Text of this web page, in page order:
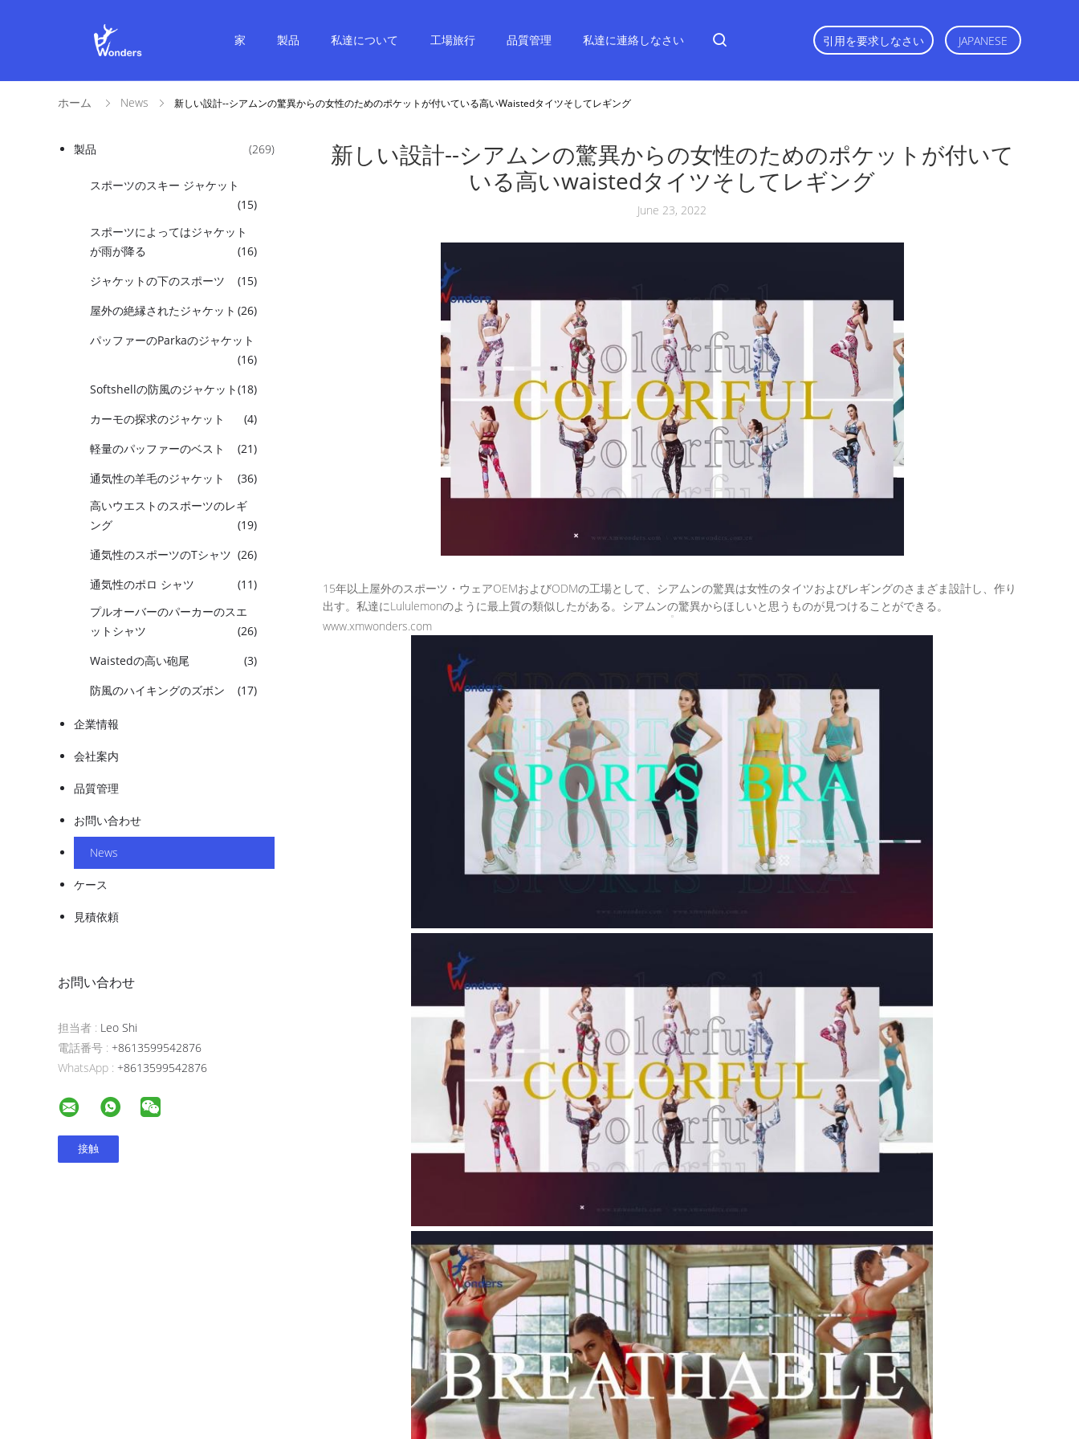
家 製品 私達について 工場旅行 品質管理 私達に連絡しなさい 引用を要求しなさい JAPANESE
ホーム News 新しい設計--シアムンの驚異からの女性のためのポケットが付いている高いwaistedタイツそしてレギング
製品 (269)
スポーツのスキー ジャケット
(15)
スポーツによってはジャケット
が雨が降る
(16)
ジャケットの下のスポーツ
(15)
屋外の絶縁されたジャケット (26)
パッファーのParkaのジャケット
(16)
Softshellの防風のジャケット(18)
カーモの探求のジャケット
(4)
軽量のパッファーのベスト
(21)
通気性の羊毛のジャケット
(36)
高いウエストのスポーツのレギ
ング
(19)
通気性のスポーツのTシャツ (26)
通気性のポロ シャツ
(11)
プルオーバーのパーカーのスエ
ットシャツ
(26)
Waistedの高い砲尾
(3)
防風のハイキングのズボン
(17)
企業情報
会社案内
品質管理
お問い合わせ
News
ケース
見積依頼
お問い合わせ
担当者 : Leo Shi
電話番号 : +8613599542876
WhatsApp : +8613599542876
新しい設計--シアムンの驚異からの女性のためのポケットが付いて
いる高いwaistedタイツそしてレギング
June 23, 2022
15年以上屋外のスポーツ・ウェアOEMおよびODMの工場として、シアムンの驚異は女性のタイツおよびレギングのさまざま設計し、作り
出す。私達にLululemonのように最上質の類似したがある。シアムンの驚異からほしいと思うものが見つけることができる。
www.xmwonders.com